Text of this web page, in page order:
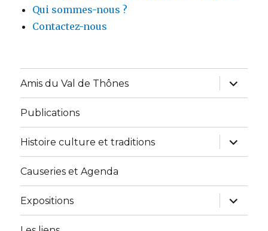
Qui sommes-nous ?
Contactez-nous
Amis du Val de Thônes
ouvrir
le
sous-
Publications
Histoire culture et traditions
ouvrir
le
sous-
Causeries et Agenda
Expositions
ouvrir
le
sous-